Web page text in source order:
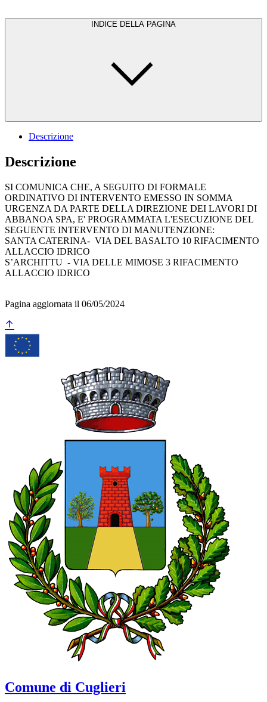
INDICE DELLA PAGINA
Descrizione
Descrizione
SI COMUNICA CHE, A SEGUITO DI FORMALE
ORDINATIVO DI INTERVENTO EMESSO IN SOMMA
URGENZA DA PARTE DELLA DIREZIONE DEI LAVORI DI
ABBANOA SPA, E' PROGRAMMATA L'ESECUZIONE DEL
SEGUENTE INTERVENTO DI MANUTENZIONE:
SANTA CATERINA- VIA DEL BASALTO 10 RIFACIMENTO
ALLACCIO IDRICO
S’ARCHITTU - VIA DELLE MIMOSE 3 RIFACIMENTO
ALLACCIO IDRICO
Pagina aggiornata il 06/05/2024
Comune di Cuglieri